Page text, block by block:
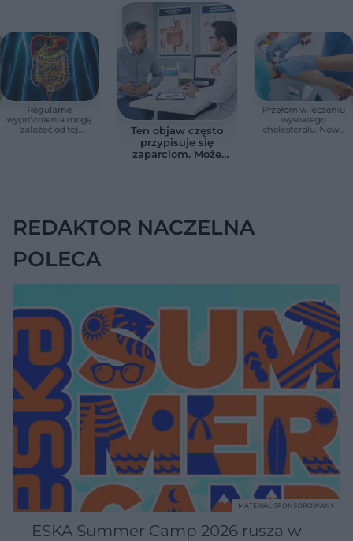
Regularne
wypróżnienia mogą
zależeć od tej
Ten objaw często
przypisuje się
zaparciom. Może
Przełom w leczeniu
wysokiego
cholesterolu. Nowa
REDAKTOR NACZELNA
POLECA
ESKA Summer Camp 2026 rusza w
MATERIAŁ SPONSOROWANY